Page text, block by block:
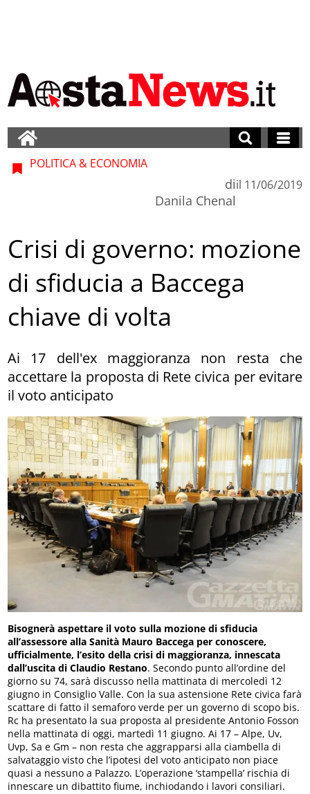
POLITICA & ECONOMIA
di
Danila Chenal
il 11/06/2019
Crisi di governo: mozione
di sfiducia a Baccega
chiave di volta
Ai 17 dell'ex maggioranza non resta che
accettare la proposta di Rete civica per evitare
il voto anticipato
Bisognerà aspettare il voto sulla mozione di sfiducia
all’assessore alla Sanità Mauro Baccega per conoscere,
ufficialmente, l’esito della crisi di maggioranza, innescata
dall’uscita di Claudio Restano. Secondo punto all’ordine del
giorno su 74, sarà discusso nella mattinata di mercoledì 12
giugno in Consiglio Valle. Con la sua astensione Rete civica farà
scattare di fatto il semaforo verde per un governo di scopo bis.
Rc ha presentato la sua proposta al presidente Antonio Fosson
nella mattinata di oggi, martedì 11 giugno. Ai 17 – Alpe, Uv,
Uvp, Sa e Gm – non resta che aggrapparsi alla ciambella di
salvataggio visto che l’ipotesi del voto anticipato non piace
quasi a nessuno a Palazzo. L’operazione ‘stampella’ rischia di
innescare un dibattito fiume, inchiodando i lavori consiliari.